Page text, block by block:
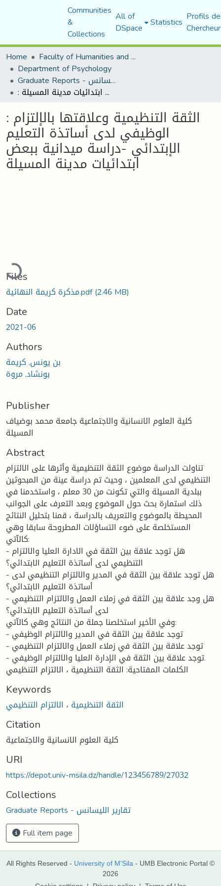
Communities
&
Collections
All of
DSpace Statistics Profils
Home
Faculty of Humanities and Social Sciences
Department of Psychology
Graduate Reports - تقارير الليسانس
: الثقة التنظيمية وعلاقتها بالإلتزام الوظيفي لدى أساتذة التعليم الإبتدائي -دراسة ميدانية ببعض ابتدائيات مدينة المسيلة
: الثقة التنظيمية وعلاقتها بالإلتزام
الوظيفي لدى أساتذة التعليم
الإبتدائي -دراسة ميدانية ببعض
ابتدائيات مدينة المسيلة
Loading...
Files
مذكرة كريمة النهائية.pdf(2.46 MB)
Date
2021-06
Authors
بن يونس, كريمة
بونشاد, مروة
Publisher
كلية العلوم الانسانية والاجتماعية جامعة محمد بوضياف
المسيلة
Abstract
تناولت الدراسة موضوع الثقة التنظيمية وأثرها على الالتزام
التنظيمي لدى المعلمين ، وحيث تم دراسة عينة من المبحوثين
ببلدية المسيلة والتي تكونت من 30 معلم ، واستخدمنا في
ذلك استمارة بحث حول الموضوع وبعد التعرف على الجوانب
المحيطة بالموضوع والتعريف بالدراسة ، قمنا بتحليل النتائج
المستخلصة على ضوء التساؤلات المطروحة سابقا وهي
كالآتي:
- هل توجد علاقة بين الثقة في الادارة العليا والالتزام
التنظيمي لدى أساتذة التعليم الابتدائي؟
- هل توجد علاقة بين الثقة في المدير والالتزام التنظيمي لدى
أساتذة التعليم الابتدائي؟
- هل وجد علاقة بين الثقة في زملاء العمل والالتزام التنظيمي
لدى أساتذة التعليم الابتدائي؟
وفي الأخير استخلصنا جملة من النتائج وهي كالآتي:
- توجد علاقة بين الثقة في المدير والالتزام الوظيفي
- توجد علاقة بين الثقة في زملاء العمل والالتزام التنظيمي
- توجد علاقة بين الثقة في الإدارة العليا والالتزام الوظيفي.
الكلمات المفتاحية: الثقة التنظيمية ، الالتزام التنظيمي
Keywords
الثقة التنظيمية ، الالتزام التنظيمي
Citation
كلية العلوم الانسانية والاجتماعية
URI
https://depot.univ-msila.dz/handle/123456789/27032
Collections
Graduate Reports - تقارير الليسانس
Full item page
All Rights Reserved - University of M'Sila - UMB Electronic Portal ©
2026